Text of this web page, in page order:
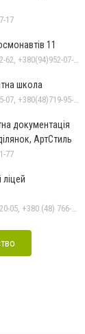
17
11
школа
документація
АртСтиль
77